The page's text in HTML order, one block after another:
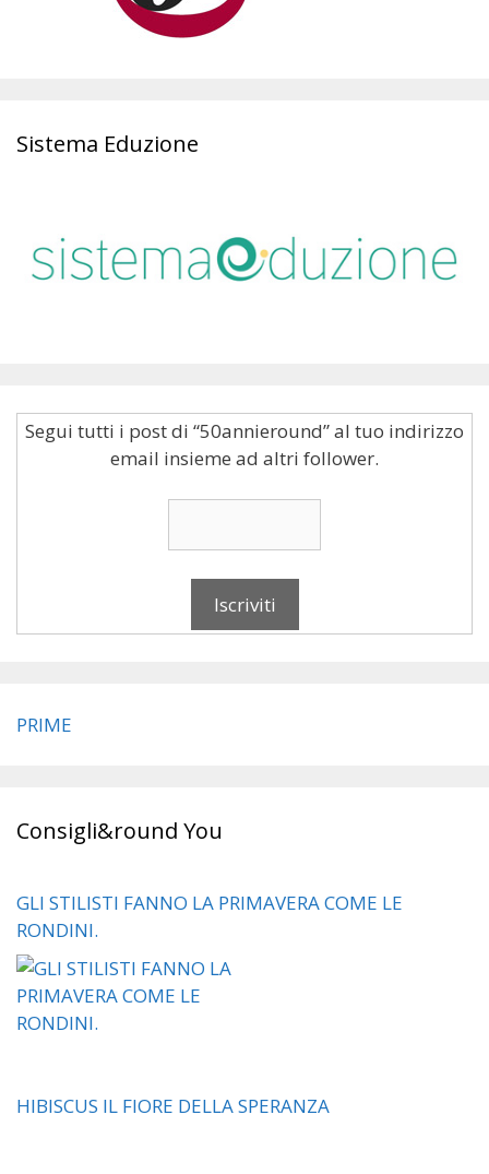
Sistema Eduzione
Segui tutti i post di “50annieround” al tuo indirizzo
email insieme ad altri follower.
PRIME
Consigli&round You
GLI STILISTI FANNO LA PRIMAVERA COME LE
RONDINI.
HIBISCUS IL FIORE DELLA SPERANZA